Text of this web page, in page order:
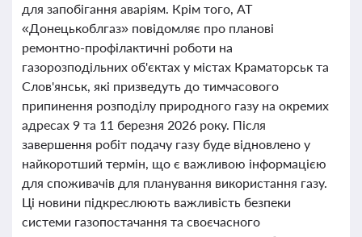
для запобігання аваріям. Крім того, АТ
«Донецькоблгаз» повідомляє про планові
ремонтно-профілактичні роботи на
газорозподільних об'єктах у містах Краматорськ та
Слов'янськ, які призведуть до тимчасового
припинення розподілу природного газу на окремих
адресах 9 та 11 березня 2026 року. Після
завершення робіт подачу газу буде відновлено у
найкоротший термін, що є важливою інформацією
для споживачів для планування використання газу.
Ці новини підкреслюють важливість безпеки
системи газопостачання та своєчасного